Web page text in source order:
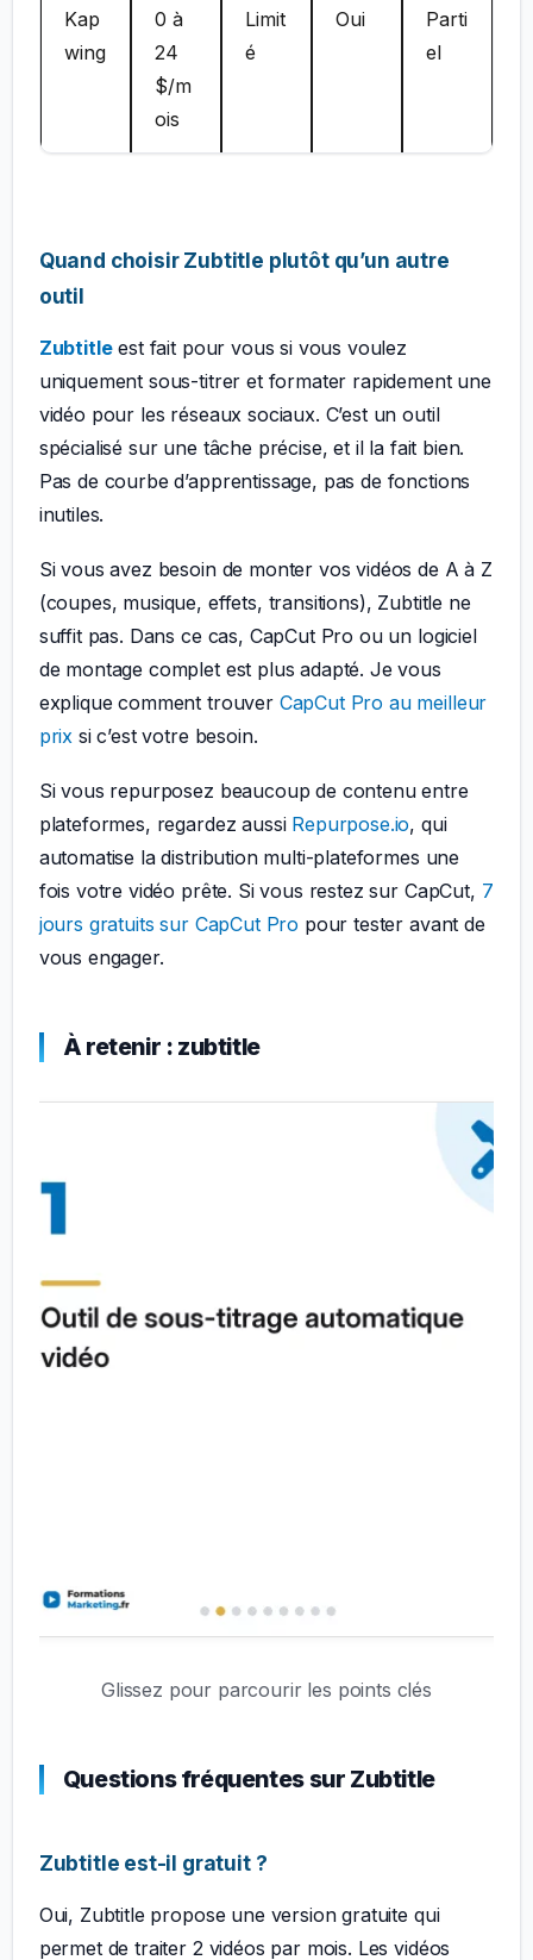
Kap
wing
0 à
24
$/m
ois
Limit
é
Oui
Parti
el
Quand choisir Zubtitle plutôt qu’un autre
outil
Zubtitleest fait pour vous si vous voulez
uniquement sous-titrer et formater rapidement une
vidéo pour les réseaux sociaux. C’est un outil
spécialisé sur une tâche précise, et il la fait bien.
Pas de courbe d’apprentissage, pas de fonctions
inutiles.
Si vous avez besoin de monter vos vidéos de A à Z
(coupes, musique, effets, transitions), Zubtitle ne
suffit pas. Dans ce cas, CapCut Pro ou un logiciel
de montage complet est plus adapté. Je vous
explique comment trouver CapCut Pro au meilleur
prix si c’est votre besoin.
Si vous repurposez beaucoup de contenu entre
plateformes, regardez aussi Repurpose.io, qui
automatise la distribution multi-plateformes une
fois votre vidéo prête. Si vous restez sur CapCut, 7
jours gratuits sur CapCut Pro pour tester avant de
vous engager.
À retenir : zubtitle
Glissez pour parcourir les points clés
Questions fréquentes sur Zubtitle
Zubtitle est-il gratuit ?
Oui, Zubtitle propose une version gratuite qui
permet de traiter 2 vidéos par mois. Les vidéos